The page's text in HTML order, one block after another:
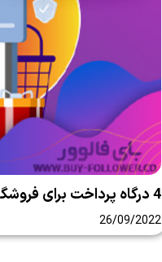
4 درگاه پرداخت برای فروشگاه های اینستاگرامی
26/09/2022